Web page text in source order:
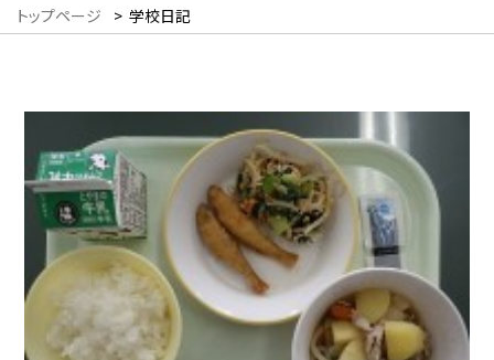
トップページ > 学校日記